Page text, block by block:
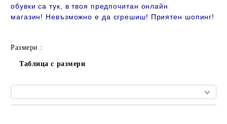
обувки са тук, в твоя предпочитан онлайн
магазин! Невъзможно е да сгрешиш! Приятен шопинг!
Размери :
Таблица с размери